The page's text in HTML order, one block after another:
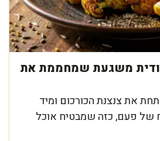
הודית משגעת שמחממת את
את צנצנת הכורכום ומיד
של פעם, כזה שמבטיח אוכל